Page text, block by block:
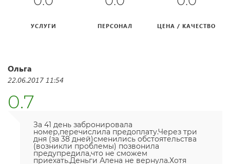
УСЛУГИ ПЕРСОНАЛ ЦЕНА / КАЧЕСТВО
Ольга
22.06.2017 11:54
0.7
За 41 день забронировала
номер,перечислила предоплату.Через три
дня (за 38 дней)сменились обстоятельства
(возникли проблемы) позвонила
предупредила,что не сможем
приехать.Деньги Алена не вернула.Хотя